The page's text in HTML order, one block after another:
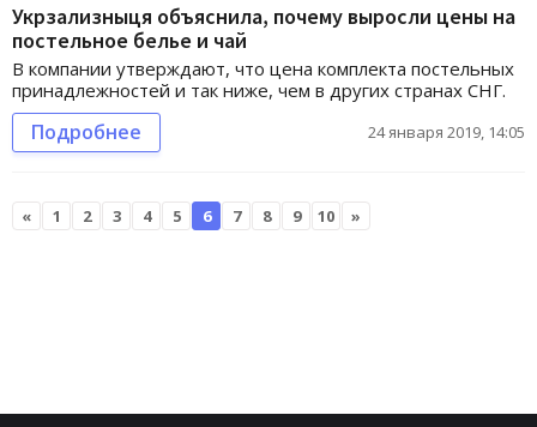
Укрзализныця объяснила, почему выросли цены на
постельное белье и чай
В компании утверждают, что цена комплекта постельных
принадлежностей и так ниже, чем в других странах СНГ.
Подробнее 24 января 2019, 14:05
« 1 2 3 4 5 6 7 8 9 10 »